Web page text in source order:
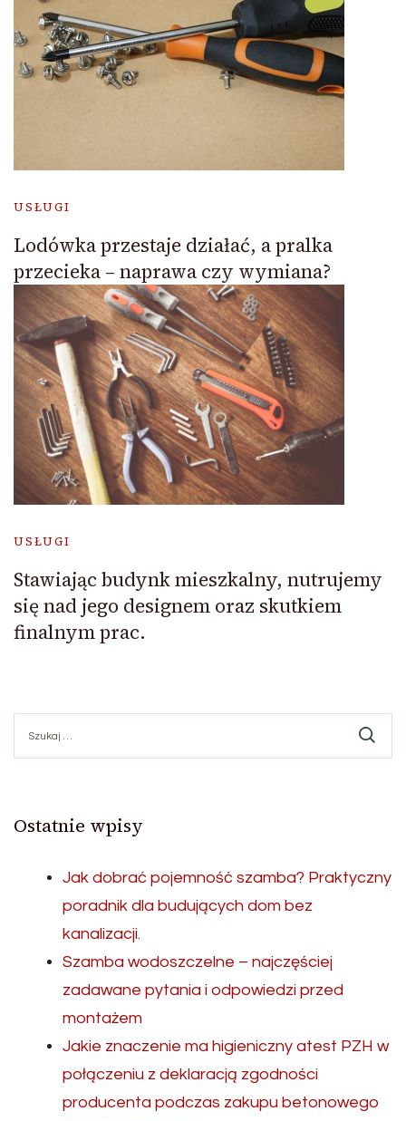
USŁUGI
Lodówka przestaje działać, a pralka
przecieka – naprawa czy wymiana?
USŁUGI
Stawiając budynk mieszkalny, nutrujemy
się nad jego designem oraz skutkiem
finalnym prac.
Ostatnie wpisy
Jak dobrać pojemność szamba? Praktyczny
poradnik dla budujących dom bez
kanalizacji.
Szamba wodoszczelne – najczęściej
zadawane pytania i odpowiedzi przed
montażem
Jakie znaczenie ma higieniczny atest PZH w
połączeniu z deklaracją zgodności
producenta podczas zakupu betonowego